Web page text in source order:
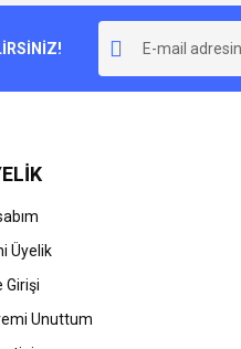
Üyelik
Girişi
Unuttum